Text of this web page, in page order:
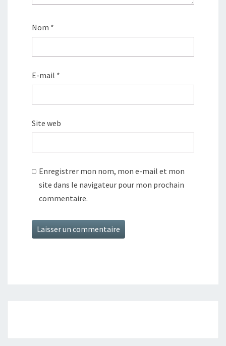
Nom *
E-mail *
Site web
Enregistrer mon nom, mon e-mail et mon
site dans le navigateur pour mon prochain
commentaire.